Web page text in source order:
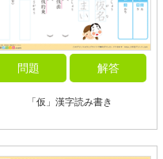
問題 解答
「仮」漢字読み書き